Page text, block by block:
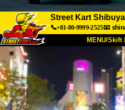
Street Kart Shibuya
📞+81-80-9999-2525📧
MENU/Skift
TOP
Om
Adgang